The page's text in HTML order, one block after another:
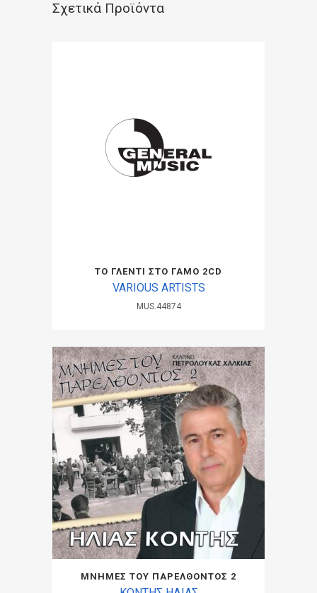
Σχετικά Προϊόντα
ΤΟ ΓΛΕΝΤΙ ΣΤΟ ΓΑΜΟ 2CD
VARIOUS ARTISTS
MUS.44874
ΜΝΗΜΕΣ ΤΟΥ ΠΑΡΕΛΘΟΝΤΟΣ 2